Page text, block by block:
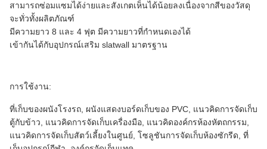
สามารถซ่อมแซมได้ง่ายและสังเกตเห็นได้น้อยลงเนื่องจากสีของวัสดุ
จะทั่วทั้งผลิตภัณฑ์
มีความยาว 8 และ 4 ฟุต มีความยาวที่กำหนดเองได้
เข้ากันได้กับอุปกรณ์เสริม slatwall มาตรฐาน
การใช้งาน:
ที่เก็บของผนังโรงรถ, ผนังแสดงบอร์ดเก็บของ PVC, แนวคิดการจัดเก็บ
ตู้กับข้าว, แนวคิดการจัดเก็บเครื่องมือ, แนวคิดองค์กรห้องหัตถกรรม,
แนวคิดการจัดเก็บสัตว์เลี้ยงในศูนย์, โซลูชันการจัดเก็บห้องซักรีด, ที่